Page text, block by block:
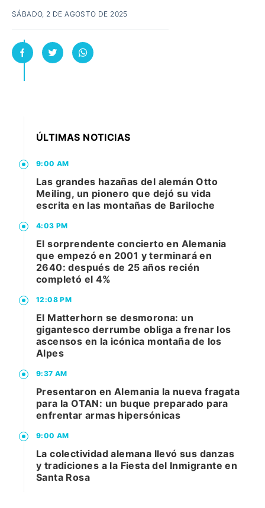
SÁBADO, 2 DE AGOSTO DE 2025
ÚLTIMAS NOTICIAS
9:00 AM
Las grandes hazañas del alemán Otto
Meiling, un pionero que dejó su vida
escrita en las montañas de Bariloche
4:03 PM
El sorprendente concierto en Alemania
que empezó en 2001 y terminará en
2640: después de 25 años recién
completó el 4%
12:08 PM
El Matterhorn se desmorona: un
gigantesco derrumbe obliga a frenar los
ascensos en la icónica montaña de los
Alpes
9:37 AM
Presentaron en Alemania la nueva fragata
para la OTAN: un buque preparado para
enfrentar armas hipersónicas
9:00 AM
La colectividad alemana llevó sus danzas
y tradiciones a la Fiesta del Inmigrante en
Santa Rosa